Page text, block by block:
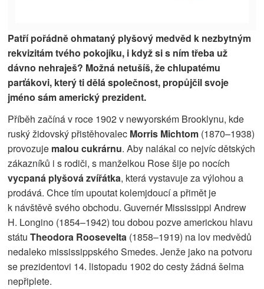
Patří pořádně ohmataný plyšový medvěd k nezbytným
rekvizitám tvého pokojíku, i když si s ním třeba už
dávno nehraješ? Možná netušíš, že chlupatému
parťákovi, který ti dělá společnost, propůjčil svoje
jméno sám americký prezident.
Příběh začíná v roce 1902 v newyorském Brooklynu, kde
ruský židovský přistěhovalec Morris Michtom (1870–1938)
provozuje malou cukrárnu. Aby nalákal co nejvíc dětských
zákazníků i s rodiči, s manželkou Rose šije po nocích
vycpaná plyšová zvířátka, která vystavuje za výlohou a
prodává. Chce tím upoutat kolemjdoucí a přimět je
k návštěvě svého obchodu. Guvernér Mississippi Andrew
H. Longino (1854–1942) tou dobou pozve americkou hlavu
státu Theodora Roosevelta (1858–1919) na lov medvědů
nedaleko mississippského Smedes. Jenže jako na potvoru
se prezidentovi 14. listopadu 1902 do cesty žádná šelma
nepřiplete.